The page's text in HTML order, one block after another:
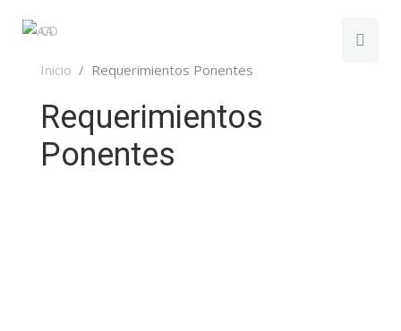
Inicio Requerimientos Ponentes
Requerimientos
Ponentes